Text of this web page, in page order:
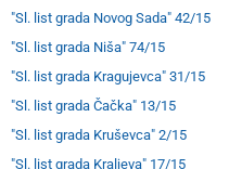
"Sl. list grada Novog Sada" 42/15
"Sl. list grada Niša" 74/15
"Sl. list grada Kragujevca" 31/15
"Sl. list grada Čačka" 13/15
"Sl. list grada Kruševca" 2/15
"Sl. list grada Kraljeva" 17/15